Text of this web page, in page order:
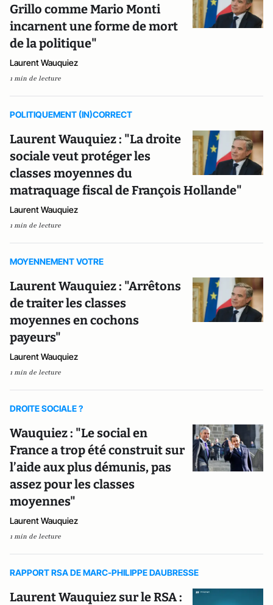
Grillo comme Mario Monti
incarnent une forme de mort
de la politique"
Laurent Wauquiez
1 min de lecture
POLITIQUEMENT (IN)CORRECT
Laurent Wauquiez : "La droite
sociale veut protéger les
classes moyennes du
matraquage fiscal de François Hollande"
Laurent Wauquiez
1 min de lecture
MOYENNEMENT VOTRE
Laurent Wauquiez : "Arrêtons
de traiter les classes
moyennes en cochons
payeurs"
Laurent Wauquiez
1 min de lecture
DROITE SOCIALE ?
Wauquiez : "Le social en
France a trop été construit sur
l’aide aux plus démunis, pas
assez pour les classes
moyennes"
Laurent Wauquiez
1 min de lecture
RAPPORT RSA DE MARC-PHILIPPE DAUBRESSE
Laurent Wauquiez sur le RSA :